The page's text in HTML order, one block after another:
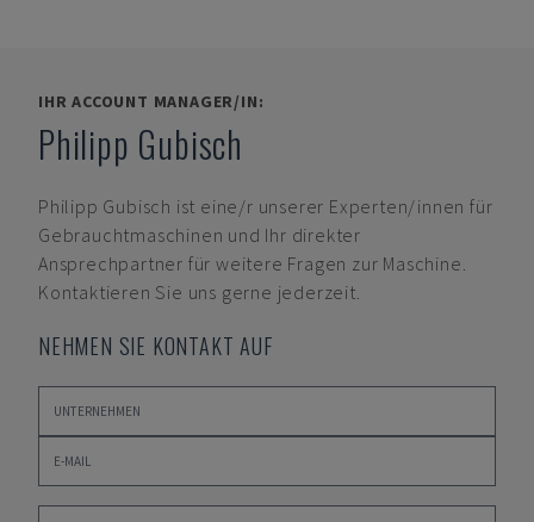
IHR ACCOUNT MANAGER/IN:
Philipp Gubisch
Philipp Gubisch ist eine/r unserer Experten/innen für
Gebrauchtmaschinen und Ihr direkter
Ansprechpartner für weitere Fragen zur Maschine.
Kontaktieren Sie uns gerne jederzeit.
NEHMEN SIE KONTAKT AUF